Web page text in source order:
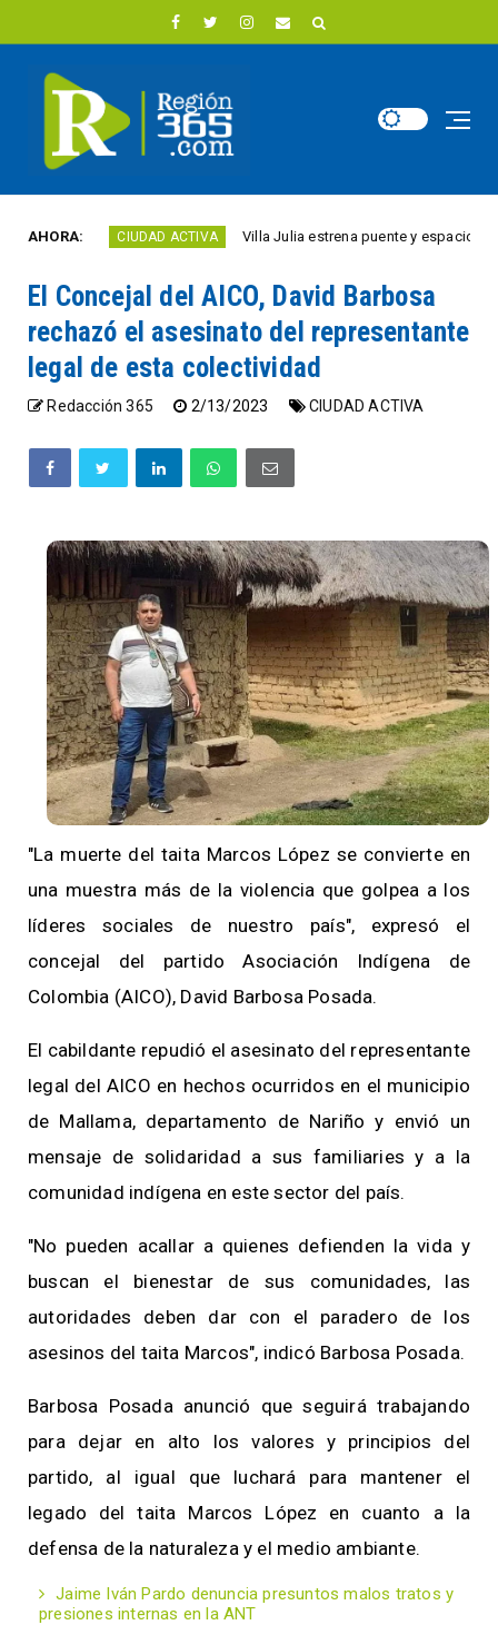
AHORA:CIUDAD ACTIVA Villa Julia estrena puente y espacios
El Concejal del AICO, David Barbosa
rechazó el asesinato del representante
legal de esta colectividad
Redacción 365 2/13/2023 CIUDAD ACTIVA
"La muerte del taita Marcos López se convierte en
una muestra más de la violencia que golpea a los
líderes sociales de nuestro país", expresó el
concejal del partido Asociación Indígena de
Colombia (AICO), David Barbosa Posada.
El cabildante repudió el asesinato del representante
legal del AICO en hechos ocurridos en el municipio
de Mallama, departamento de Nariño y envió un
mensaje de solidaridad a sus familiaries y a la
comunidad indígena en este sector del país.
"No pueden acallar a quienes defienden la vida y
buscan el bienestar de sus comunidades, las
autoridades deben dar con el paradero de los
asesinos del taita Marcos", indicó Barbosa Posada.
Barbosa Posada anunció que seguirá trabajando
para dejar en alto los valores y principios del
partido, al igual que luchará para mantener el
legado del taita Marcos López en cuanto a la
defensa de la naturaleza y el medio ambiante.
Jaime Iván Pardo denuncia presuntos malos tratos y
presiones internas en la ANT